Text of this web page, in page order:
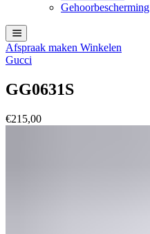
Gehoorbescherming
Afspraak maken Winkelen
Gucci
GG0631S
€215,00